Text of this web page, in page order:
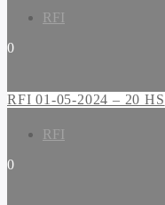
RFI
0
RFI 01-05-2024 – 20 HS
RFI
0